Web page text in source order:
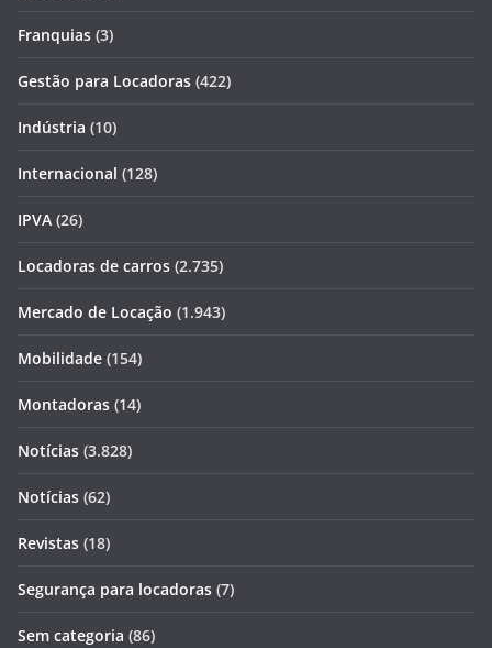
Franquias (3)
Gestão para Locadoras (422)
Indústria (10)
Internacional (128)
IPVA (26)
Locadoras de carros (2.735)
Mercado de Locação (1.943)
Mobilidade (154)
Montadoras (14)
Notícias (3.828)
Notícias (62)
Revistas (18)
Segurança para locadoras (7)
Sem categoria (86)